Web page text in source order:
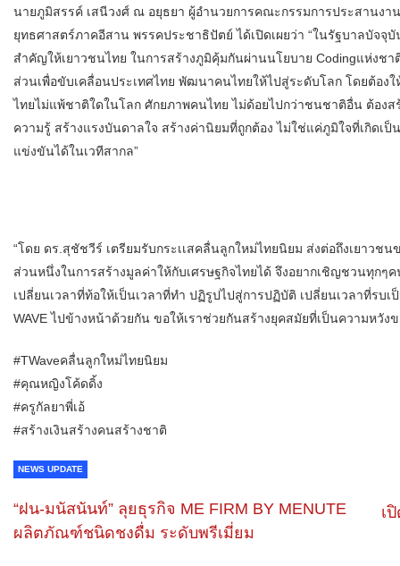
นายภูมิสรรค์ เสนีวงศ์ ณ อยุธยา ผู้อำนวยการคณะกรรมการประสานง
ยุทธศาสตร์ภาคอีสาน พรรคประชาธิปัตย์ ได้เปิดเผยว่า “ในรัฐบาลบัจ
สำคัญให้เยาวชนไทย ในการสร้างภูมิคุ้มกันผ่านนโยบาย Codingแห่งช
ส่วนเพื่อขับเคลื่อนประเทศไทย พัฒนาคนไทยให้ไปสู่ระดับโลก โดยต้อง
ไทยไม่แพ้ชาติใดในโลก ศักยภาพคนไทย ไม่ด้อยไปกว่าชนชาติอื่น ต้อง
ความรู้ สร้างแรงบันดาลใจ สร้างค่านิยมที่ถูกต้อง ไม่ใช่แค่ภูมิใจที่เกิดเ
แข่งขันได้ในเวทีสากล”
“โดย ดร.สุชัชวีร์ เตรียมรับกระเเสคลื่นลูกใหม่ไทยนิยม ส่งต่อถึงเยาวช
ส่วนหนึ่งในการสร้างมูลค่าให้กับเศรษฐกิจไทยได้ จึงอยากเชิญชวนทุก
เปลี่ยนเวลาที่ท้อให้เป็นเวลาที่ทำ ปฏิรูปไปสู่การปฏิบัติ เปลี่ยนเวลาที่รบ
WAVE ไปข้างหน้าด้วยกัน ขอให้เราช่วยกันสร้างยุคสมัยที่เป็นความหวั
#TWaveคลื่นลูกใหม่ไทยนิยม
#คุณหญิงโค้ดดิ้ง
#ครูกัลยาพี่เอ้
#สร้างเงินสร้างคนสร้างชาติ
NEWS UPDATE
“ฝน-มนัสนันท์” ลุยธุรกิจ ME FIRM BY MENUTE
ผลิตภัณฑ์ชนิดชงดื่ม ระดับพรีเมี่ยม
เ